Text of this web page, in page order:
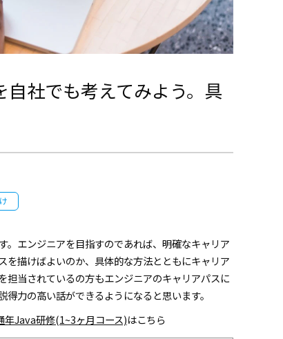
社でも考えてみよう。具
エンジニアを目指すのであれば、明確なキャリア
を描けばよいのか、具体的な方法とともにキャリア
担当されているの方もエンジニアのキャリアパスに
力の高い話ができるようになると思います。
年Java研修(1~3ヶ月コース)はこちら